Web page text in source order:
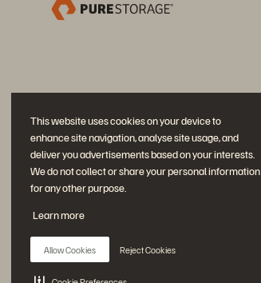
This website uses cookies on your device to
enhance site navigation, analyse site usage, and
deliver you advertisements based on your interests.
We do not collect or share your personal information
for any other purpose.
Learn more
Allow Cookies Reject Cookies
Participe da conversa